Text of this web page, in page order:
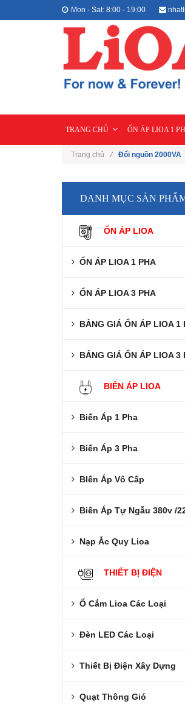
Mon - Sat: 8:00 - 19:00
TRANG CHỦ ỔN ÁP LIOA 1
Trang chủ / Đổi nguồn 2000VA
DANH MỤC SẢN
ỔN ÁP LIOA
ỔN ÁP LIOA 1 PHA
ỔN ÁP LIOA 3 PHA
BẢNG GIÁ ỔN ÁP LIOA 1
BẢNG GIÁ ỔN ÁP LIOA 3
BIẾN ÁP LIOA
Biến Áp 1 Pha
Biến Áp 3 Pha
BIến Áp Vô Cấp
Biến Áp Tự Ngẫu 380v /
Nạp Ắc Quy Lioa
THIẾT BỊ ĐIỆN
Ổ Cắm Lioa Các Loại
Đèn LED Các Loại
Thiết Bị Điện Xây Dựng
Quạt Thông Gió